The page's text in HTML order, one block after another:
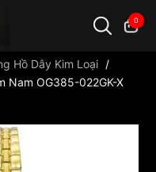
0
Hồ Dây Kim Loại /
Nam OG385-022GK-X